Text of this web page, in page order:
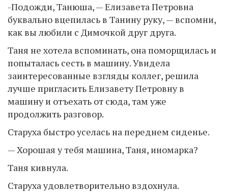
-Подожди, Танюша, — Елизавета Петровна
буквально вцепилась в Танину руку, — вспомни,
как вы любили с Димочкой друг друга.
Таня не хотела вспоминать, она поморщилась и
попыталась сесть в машину. Увидела
заинтересованные взгляды коллег, решила
лучше пригласить Елизавету Петровну в
машину и отъехать от сюда, там уже
продолжить разговор.
Старуха быстро уселась на переднем сиденье.
— Хорошая у тебя машина, Таня, иномарка?
Таня кивнула.
Старуха удовлетворительно вздохнула.